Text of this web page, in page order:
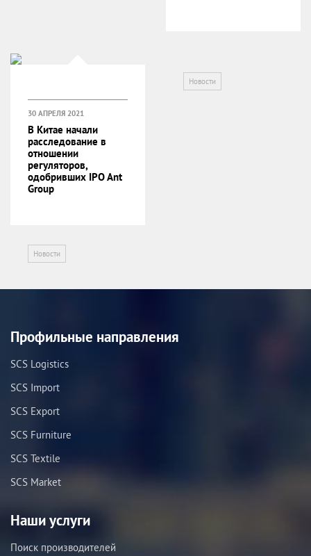
Новости
Новости
30 АПРЕЛЯ 2021
В Китае начали
расследование в
отношении
регуляторов,
одобривших IPO Ant
Group
Профильные направления
SCS Logistics
SCS Import
SCS Export
SCS Furniture
SCS Textile
SCS Market
Наши услуги
Поиск производителей